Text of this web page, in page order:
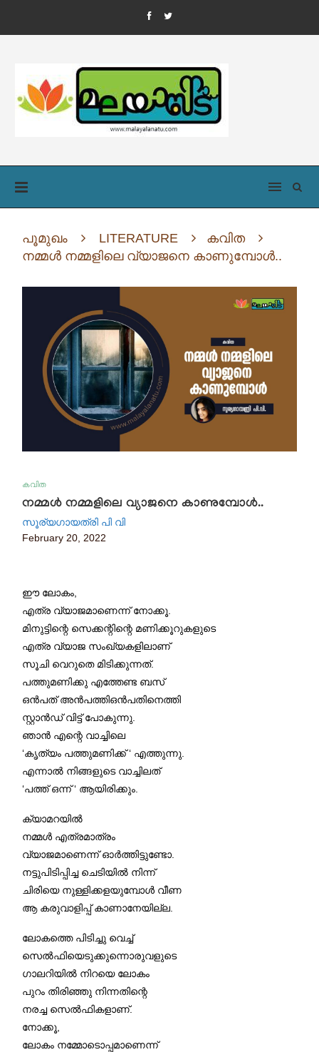
പൂമുഖം LITERATURE
കവിത
നമ്മൾ നമ്മളിലെ വ്യാജനെ കാണുമ്പോൾ..
കവിത
നമ്മൾ നമ്മളിലെ വ്യാജനെ കാണുമ്പോൾ..
സൂര്യഗായത്രി പി വി
February 20, 2022
ഈ ലോകം,
എത്ര വ്യാജമാണെന്ന് നോക്കൂ.
മിനുട്ടിന്റെ സെക്കന്റിന്റെ മണിക്കൂറുകളുടെ
എത്ര വ്യാജ സംഖ്യകളിലാണ്
സൂചി വെറുതെ മിടിക്കുന്നത്.
പത്തുമണിക്കു എത്തേണ്ട ബസ്
ഒൻപത് അൻപത്തിഒൻപതിനെത്തി
സ്റ്റാൻഡ് വിട്ട് പോകുന്നു.
ഞാൻ എന്റെ വാച്ചിലെ
‘കൃത്യം പത്തുമണിക്ക് ‘ എത്തുന്നു.
എന്നാൽ നിങ്ങളുടെ വാച്ചിലത്
‘പത്ത് ഒന്ന് ‘ ആയിരിക്കും.
ക്യാമറയിൽ
നമ്മൾ എത്രമാത്രം
വ്യാജമാണെന്ന് ഓർത്തിട്ടുണ്ടോ.
നട്ടുപിടിപ്പിച്ച ചെടിയിൽ നിന്ന്
ചിരിയെ നുള്ളിക്കളയുമ്പോൾ വീണ
ആ കരുവാളിപ്പ് കാണാനേയില്ല.
ലോകത്തെ പിടിച്ചു വെച്ച്
സെൽഫിയെടുക്കുന്നൊരുവളുടെ
ഗാലറിയിൽ നിറയെ ലോകം
പുറം തിരിഞ്ഞു നിന്നതിന്റെ
നരച്ച സെൽഫികളാണ്.
നോക്കൂ,
ലോകം നമ്മോടൊപ്പമാണെന്ന്